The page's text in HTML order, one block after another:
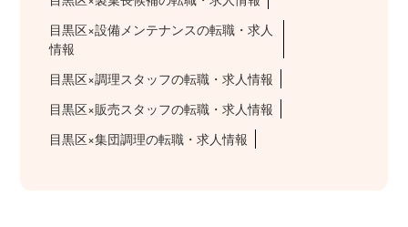
目黒区×設備メンテナンスの転職・求人
情報
目黒区×調理スタッフの転職・求人情報
目黒区×販売スタッフの転職・求人情報
目黒区×集団調理の転職・求人情報